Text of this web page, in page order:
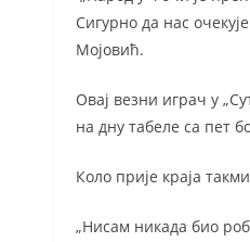
Сигурно да нас
Мојовић.
Овај везни играч у
на дну табеле са пет
Коло прије краја
„Нисам никада био